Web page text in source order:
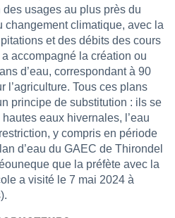
usages au plus près du
changement climatique, avec la
et des débits des cours
a accompagné la création ou
d’eau, correspondant à 90
l’agriculture. Tous ces plans
principe de substitution : ils se
eaux hivernales, l’eau
y compris en période
d’eau du GAEC de Thirondel
que la préfète avec la
a visité le 7 mai 2024 à